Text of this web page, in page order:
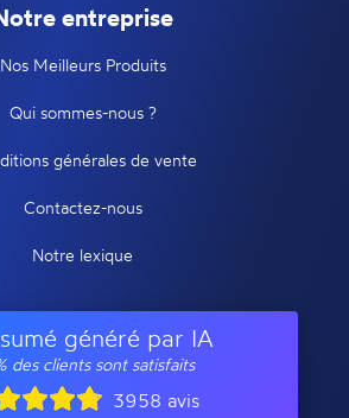
entreprise
Nos Meilleurs Produits
Qui sommes-nous ?
générales de vente
Contactez-nous
Notre lexique
généré par IA
des clients sont satisfaits
3958 avis